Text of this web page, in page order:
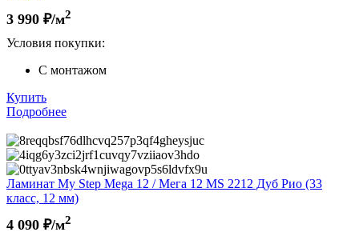
3 990 ₽/м2
Условия покупки:
С монтажом
Купить
Подробнее
Ламинат My Step Mega 12 / Мега 12 MS 2212 Дуб Рио (33
класс, 12 мм)
4 090 ₽/м2